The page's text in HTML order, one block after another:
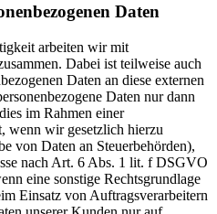
Daten
arbeiten wir mit
Dabei ist teilweise auch
Daten an diese externen
Daten nur dann
im Rahmen einer
wenn wir gesetzlich hierzu
von Daten an Steuerbehörden),
nach Art. 6 Abs. 1 lit. f DSGVO
eine sonstige Rechtsgrundlage
Einsatz von Auftragsverarbeitern